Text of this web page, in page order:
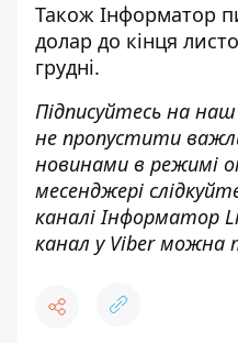
Також Інформатор
долар до кінця
грудні.
Підписуйтесь на наш
не пропустити
новинами в режимі
месенджері
каналіІнформатор
канал у Viber можна